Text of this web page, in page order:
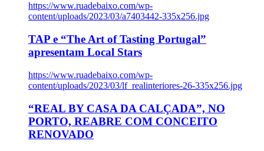
https://www.ruadebaixo.com/wp-
content/uploads/2023/03/a7403442-335x256.jpg
TAP e “The Art of Tasting Portugal”
apresentam Local Stars
https://www.ruadebaixo.com/wp-
content/uploads/2023/03/lf_realinteriores-26-335x256.jpg
“REAL BY CASA DA CALÇADA”, NO
PORTO, REABRE COM CONCEITO
RENOVADO